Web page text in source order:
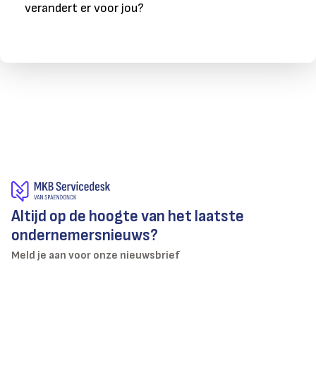
verandert er voor jou?
Altijd op de hoogte van het laatste
ondernemersnieuws?
Meld je aan voor onze nieuwsbrief